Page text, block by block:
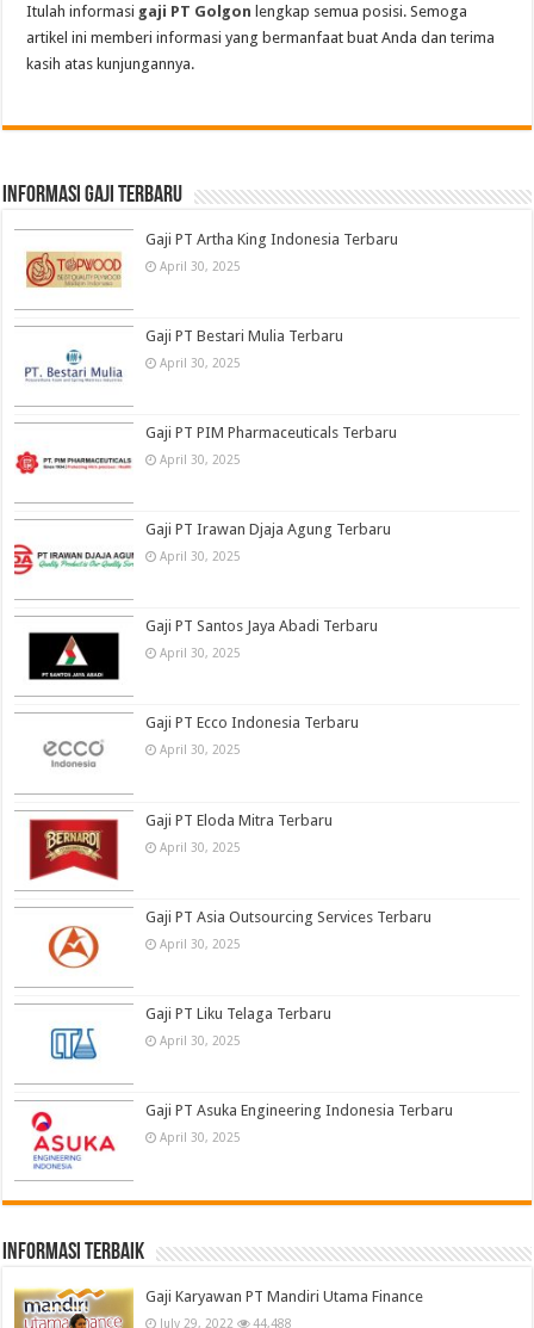
Itulah informasi gaji PT Golgon lengkap semua posisi. Semoga
artikel ini memberi informasi yang bermanfaat buat Anda dan terima
kasih atas kunjungannya.
informasi gaji terbaru
Gaji PT Artha King Indonesia Terbaru
April 30, 2025
Gaji PT Bestari Mulia Terbaru
April 30, 2025
Gaji PT PIM Pharmaceuticals Terbaru
April 30, 2025
Gaji PT Irawan Djaja Agung Terbaru
April 30, 2025
Gaji PT Santos Jaya Abadi Terbaru
April 30, 2025
Gaji PT Ecco Indonesia Terbaru
April 30, 2025
Gaji PT Eloda Mitra Terbaru
April 30, 2025
Gaji PT Asia Outsourcing Services Terbaru
April 30, 2025
Gaji PT Liku Telaga Terbaru
April 30, 2025
Gaji PT Asuka Engineering Indonesia Terbaru
April 30, 2025
informasi terbaik
Gaji Karyawan PT Mandiri Utama Finance
July 29, 2022 44,488